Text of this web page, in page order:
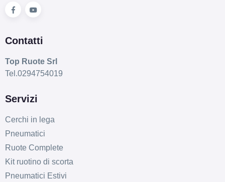
Contatti
Top Ruote Srl
Tel.0294754019
Servizi
Cerchi in lega
Pneumatici
Ruote Complete
Kit ruotino di scorta
Pneumatici Estivi